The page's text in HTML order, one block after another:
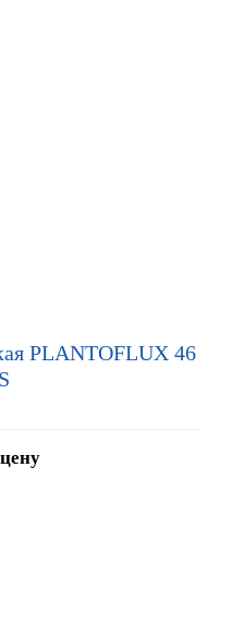
PLANTOFLUX 46